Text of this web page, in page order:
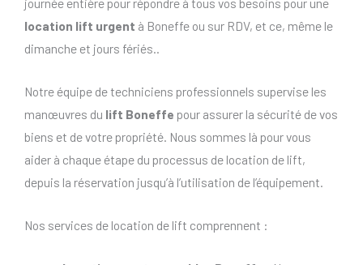
journée entière pour répondre à tous vos besoins pour une
location lift urgent à Boneffe ou sur RDV, et ce, même le
dimanche et jours fériés..
Notre équipe de techniciens professionnels supervise les
manœuvres du lift Boneffe pour assurer la sécurité de vos
biens et de votre propriété. Nous sommes là pour vous
aider à chaque étape du processus de location de lift,
depuis la réservation jusqu’à l’utilisation de l’équipement.
Nos services de location de lift comprennent :